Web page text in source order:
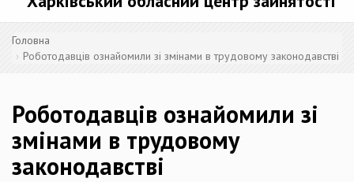
Головна
Роботодавців ознайомили зі змінами в трудовому законодавстві
Роботодавців ознайомили зі
змінами в трудовому
законодавстві